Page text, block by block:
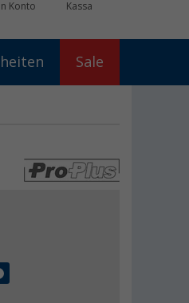
Konto Kassa
Sale